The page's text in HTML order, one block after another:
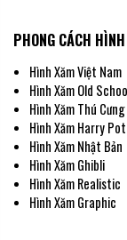
PHONG CÁCH
Hình Xăm Việt Nam
Hình Xăm Old
Hình Xăm Thú Cưng
Hình Xăm Harry
Hình Xăm Nhật Bản
Hình Xăm Ghibli
Hình Xăm Realistic
Hình Xăm Graphic